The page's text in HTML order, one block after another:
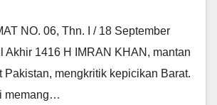
NO. 06, Thn. I / 18 September
Akhir 1416 H IMRAN KHAN, mantan
Pakistan, mengkritik kepicikan Barat.
memang…